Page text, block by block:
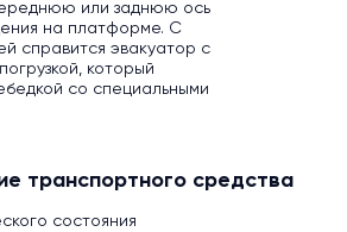
или заднюю ось
на платформе. С
справится эвакуатор с
который
со специальными
транспортного средства
состояния